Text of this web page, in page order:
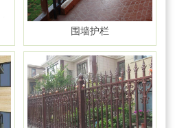
围墙护栏